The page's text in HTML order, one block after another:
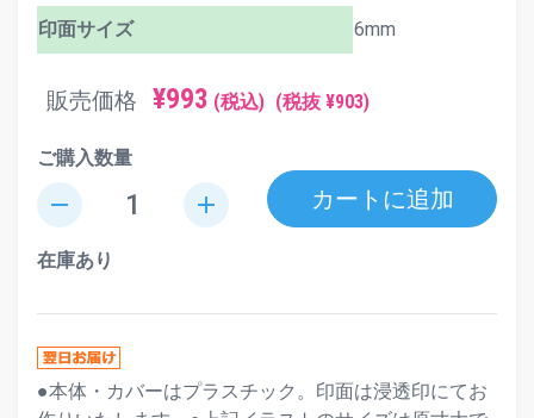
印面サイズ 6mm
販売価格 ¥993 (税込) (税抜 ¥903)
ご購入数量
remove add カートに追加
在庫あり
●本体・カバーはプラスチック。印面は浸透印にてお